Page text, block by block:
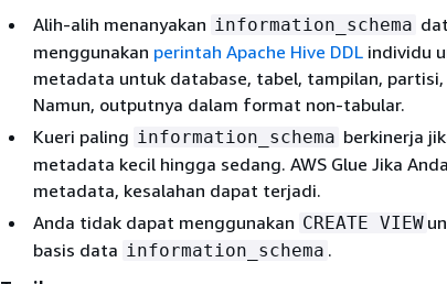
Alih-alih menanyakan information_schema
menggunakan perintah Apache Hive DDL individu
metadata untuk database, tabel, tampilan,
Namun, outputnya dalam format non-tabular.
Kueri paling information_schema berkinerja
metadata kecil hingga sedang. AWS Glue Jika
metadata, kesalahan dapat terjadi.
Anda tidak dapat menggunakan CREATE VIEW
basis data information_schema .